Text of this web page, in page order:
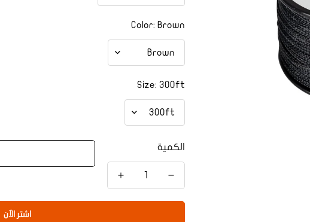
Color: Brown
Size: 300ft
الكمية
اشتر الآن